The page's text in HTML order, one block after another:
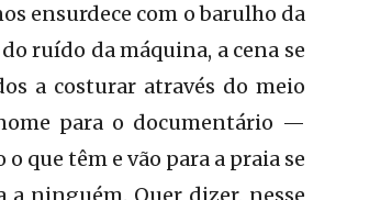
ensurdece com o barulho da
ruído da máquina, a cena se
a costurar através do meio
para o documentário —
que têm e vão para a praia se